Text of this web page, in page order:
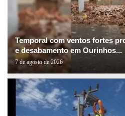
Temporal com ventos fortes
e desabamento em Ourinhos...
7 de agosto de 2026